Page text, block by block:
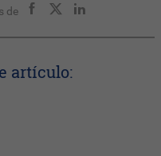
de
artículo: